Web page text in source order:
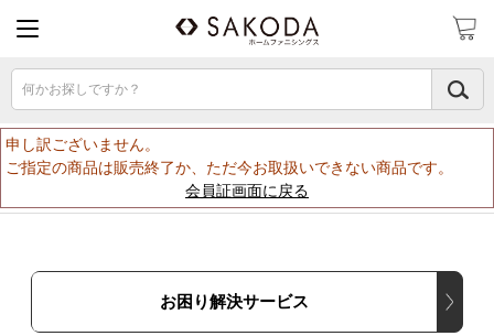
何かお探しですか？
申し訳ございません。
ご指定の商品は販売終了か、ただ今お取扱いできない商品です。
会員証画面に戻る
お困り解決サービス